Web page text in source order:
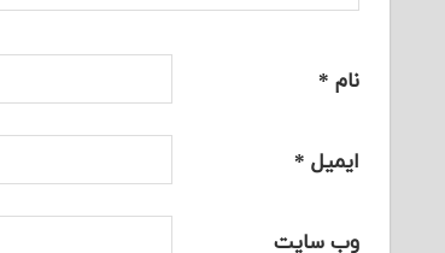
نام *
ایمیل *
وب‌ سایت